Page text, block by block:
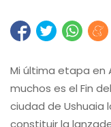
Mi última etapa en
muchos es el Fin
ciudad de Ushuaia
constituir la